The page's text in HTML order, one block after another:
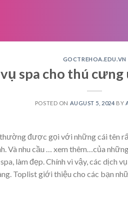
GOCTREHOA.EDU.VN
spa cho thú
POSTED ON AUGUST 5, 2024 BY
được gọi với những cái tên rất
Và nhu cầu
… xem thêm… của
làm đẹp. Chính vì vậy, các dịch
Toplist giới thiệu cho các bạn